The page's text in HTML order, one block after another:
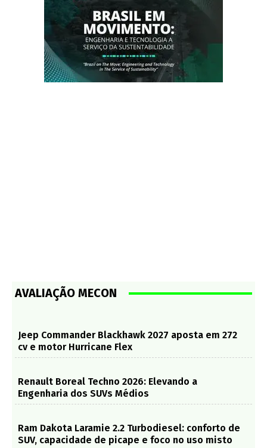
AVALIAÇÃO MECON
Jeep Commander Blackhawk 2027 aposta em 272
cv e motor Hurricane Flex
Renault Boreal Techno 2026: Elevando a
Engenharia dos SUVs Médios
Ram Dakota Laramie 2.2 Turbodiesel: conforto de
SUV, capacidade de picape e foco no uso misto